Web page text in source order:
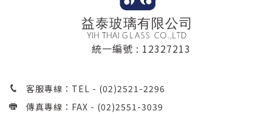
統一編號 : 12327213
客服專線：TEL - (02)2521-2296
傳真專線：FAX - (02)2551-3039